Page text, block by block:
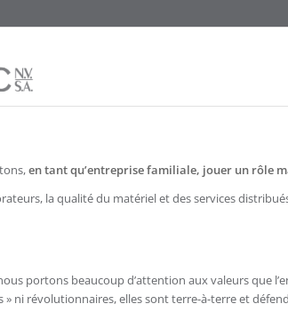
en tant qu’entreprise familiale, jouer un rôle
la qualité du matériel et des services
portons beaucoup d’attention aux valeurs que
» ni révolutionnaires, elles sont terre-à-terre et